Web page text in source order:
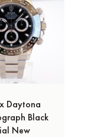
Daytona
Black
New